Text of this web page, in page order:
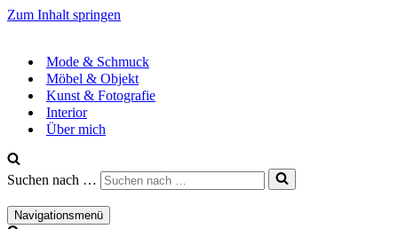
Zum Inhalt springen
Mode & Schmuck
Möbel & Objekt
Kunst & Fotografie
Interior
Über mich
Suchen nach …
Navigationsmenü